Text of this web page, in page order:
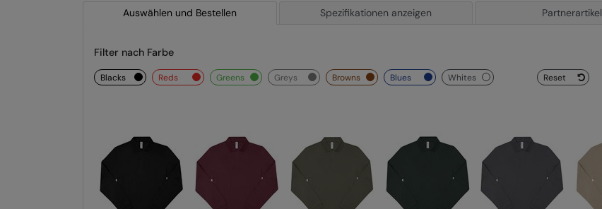
Auswählen und Bestellen Spezifikationen anzeigen Partnerartikel
Filter nach Farbe
Reset
blacks reds greens greys browns blues whites